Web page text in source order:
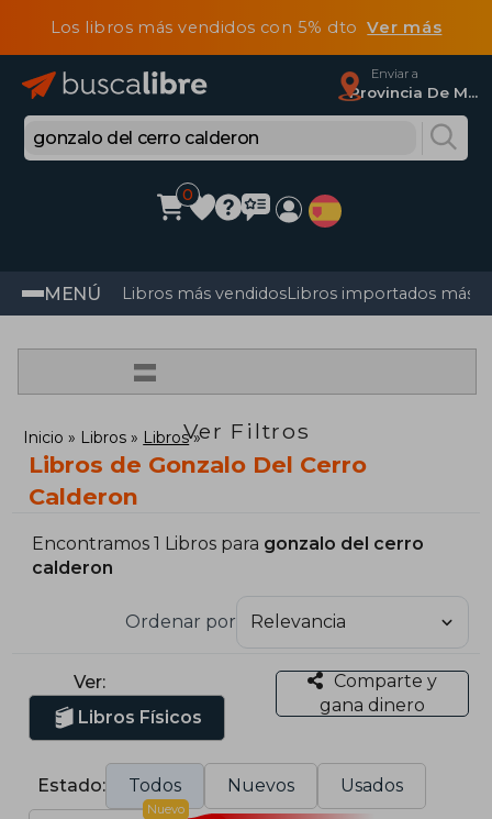
Los libros más vendidos con 5% dtoVer más
Enviar a
Provincia De Madrid
0
MENÚ Libros más vendidosLibros importados más
=
Ver Filtros
Inicio Libros Libros
Libros de Gonzalo Del Cerro
Calderon
Encontramos 1 Libros para gonzalo del cerro
calderon
Ordenar por
Ver:
Libros Físicos
Comparte y
gana dinero
Estado: Todos Nuevos Usados
Nuevo